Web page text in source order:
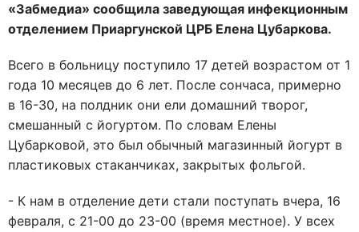
«Забмедиа» сообщила заведующая инфекционным
отделением Приаргунской ЦРБ Елена Цубаркова.
Всего в больницу поступило 17 детей возрастом от 1
года 10 месяцев до 6 лет. После сончаса, примерно
в 16-30, на полдник они ели домашний творог,
смешанный с йогуртом. По словам Елены
Цубарковой, это был обычный магазинный йогурт в
пластиковых стаканчиках, закрытых фольгой.
- К нам в отделение дети стали поступать вчера, 16
февраля, с 21-00 до 23-00 (время местное). У всех